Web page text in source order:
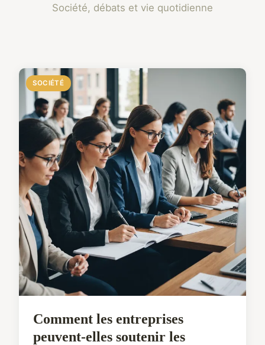
Société, débats et vie quotidienne
SOCIÉTÉ
Comment les entreprises
peuvent-elles soutenir les